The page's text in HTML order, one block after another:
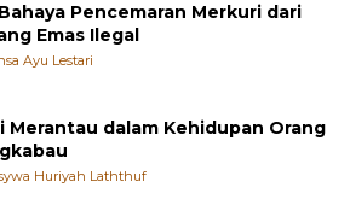
Pencemaran Merkuri dari
Emas Ilegal
Ayu Lestari
Merantau dalam Kehidupan Orang
Huriyah Laththuf